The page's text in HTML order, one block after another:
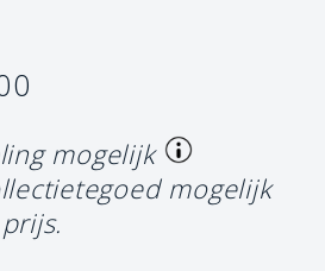
mogelijk
mogelijk